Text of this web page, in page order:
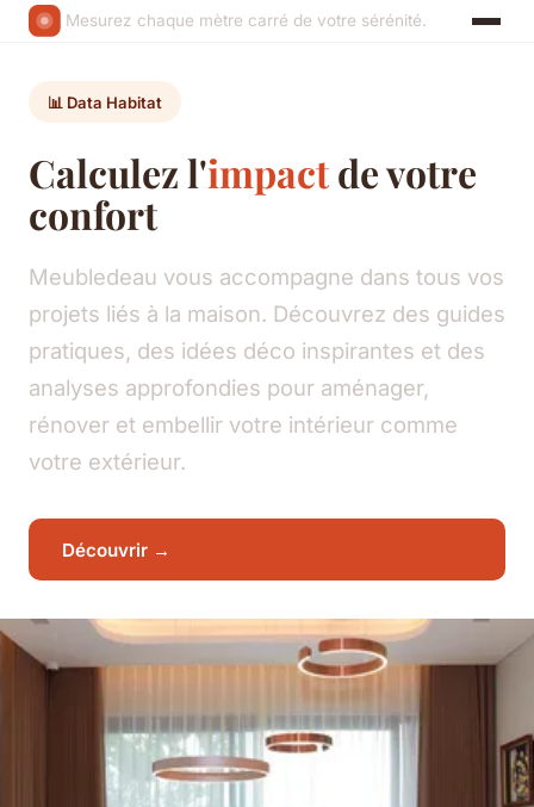
Mesurez chaque mètre carré de votre sérénité.
📊 Data Habitat
Calculez l'impactde votre
confort
Meubledeau vous accompagne dans tous vos
projets liés à la maison. Découvrez des guides
pratiques, des idées déco inspirantes et des
analyses approfondies pour aménager,
rénover et embellir votre intérieur comme
votre extérieur.
Découvrir →